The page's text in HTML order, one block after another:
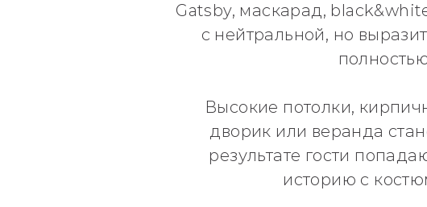
Gatsby, маскарад,
с нейтральной, но
Высокие потолки,
дворик или веранда
результате гости
историю с